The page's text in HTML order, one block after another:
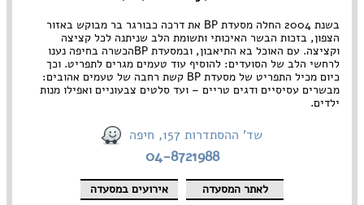
בשנת 2004 החלה מסעדת
BP את דרכה כבורגר בר מבוקש באזור
הצפון, בזכות הבשר האיכותי ותשומת הלב שניתנה לכל קציצה
וקציצה. עם האוכל בא התיאבון, ובמסעדת BPהכשרה בחיפה נענו
לרחשי הלב של הסועדים: להוסיף עוד טעמים מגרים לתפריט. וכך
כיום מכיל התפריט של מסעדת BP קשת רחבה של טעמים אהובים:
מבשרים עסיסיים ודגים טריים – ועד סלטים צבעוניים ואפילו מנות
ילדים.
שד' ההסתדרות 157, חיפה
04-8721988
לאתר המסעדה אירועים במסעדה